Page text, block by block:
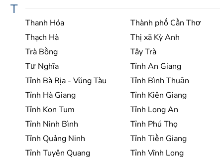
T
Thanh Hóa
Thành phố Cần Thơ
Thạch Hà
Thị xã Kỳ Anh
Trà Bồng
Tây Trà
Tư Nghĩa
Tỉnh An Giang
Tỉnh Bà Rịa - Vũng Tàu
Tỉnh Bình Thuận
Tỉnh Hà Giang
Tỉnh Kiên Giang
Tỉnh Kon Tum
Tỉnh Long An
Tỉnh Ninh Bình
Tỉnh Phú Thọ
Tỉnh Quảng Ninh
Tỉnh Tiền Giang
Tỉnh Tuyên Quang
Tỉnh Vĩnh Long